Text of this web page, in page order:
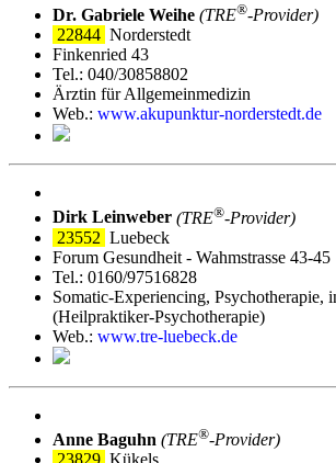
Dr. Gabriele Weihe (TRE®‑Provider)
22844 Norderstedt
Finkenried 43
Tel.: 040/30858802
Ärztin für Allgemeinmedizin
Web.: www.akupunktur-norderstedt.de
Dirk Leinweber (TRE®‑Provider)
23552 Luebeck
Forum Gesundheit - Wahmstrasse 43-45
Tel.: 0160/97516828
Somatic-Experiencing, Psychotherapie,
(Heilpraktiker-Psychotherapie)
Web.: www.tre-luebeck.de
Anne Baguhn (TRE®‑Provider)
23829 Kükels